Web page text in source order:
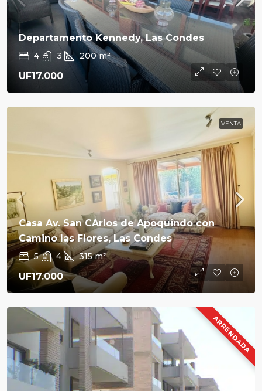
Departamento Kennedy, Las Condes
4 3 200 m²
UF17.000
VENTA
Casa Av. San CArlos de Apoquindo con
Camino las Flores, Las Condes
5 4 315 m²
UF17.000
ARRENDADA